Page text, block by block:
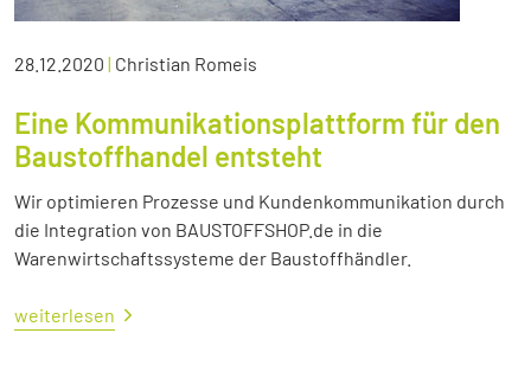
28.12.2020 | Christian Romeis
Eine Kommunikationsplattform für den
Baustoffhandel entsteht
Wir optimieren Prozesse und Kundenkommunikation durch
die Integration von BAUSTOFFSHOP.de in die
Warenwirtschaftssysteme der Baustoffhändler.
weiterlesen